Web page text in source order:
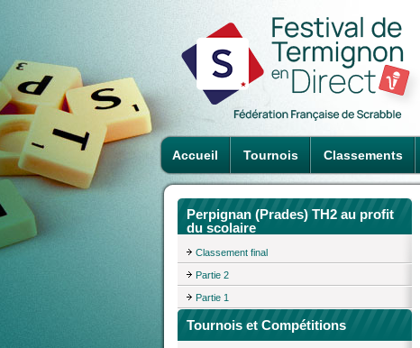
Accueil Tournois Classements
Perpignan (Prades) TH2 au profit
du scolaire
Classement final
Partie 2
Partie 1
Tournois et Compétitions